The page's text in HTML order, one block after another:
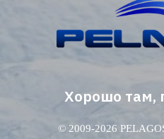
Хорошо там,
© 2009-2026